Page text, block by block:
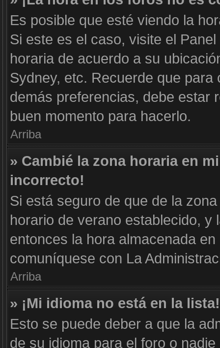
Es posible que esté viendo la
Si este es el caso, visite el
horaria de acuerdo a su
Sydney, etc. Recuerde que
demás preferencias, debe estar
buen momento para hacerlo.
Arriba
» Cambié la zona horaria en
incorrecto!
Si está seguro de que de la
horario de verano establecido,
entonces la hora almacenada
comuníquese con La
Arriba
» ¡Mi idioma no está en la lista!
Esto se puede deber a que la
de su idioma para el foro o